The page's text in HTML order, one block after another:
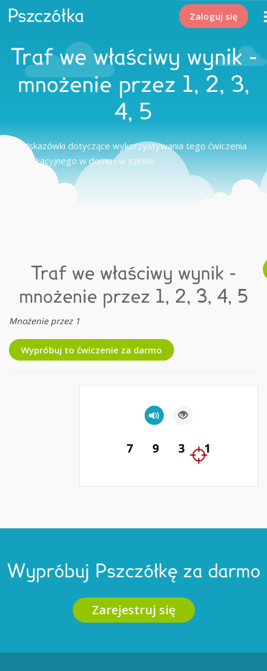
Zaloguj się
Traf we właściwy wynik -
mnożenie przez 1, 2, 3,
4, 5
Wskazówki dotyczące wykorzystywania tego ćwiczenia
edukacyjnego w domu i w szkole.
Traf we właściwy wynik -
mnożenie przez 1, 2, 3, 4, 5
Mnożenie przez 1
Wypróbuj to ćwiczenie za darmo
Wypróbuj Pszczółkę za darmo
Zarejestruj się